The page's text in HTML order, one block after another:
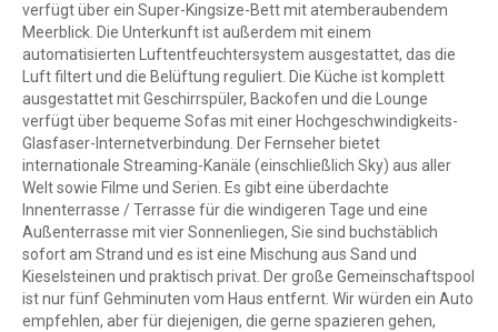
verfügt über ein Super-Kingsize-Bett mit atemberaubendem
Meerblick. Die Unterkunft ist außerdem mit einem
automatisierten Luftentfeuchtersystem ausgestattet, das die
Luft filtert und die Belüftung reguliert. Die Küche ist komplett
ausgestattet mit Geschirrspüler, Backofen und die Lounge
verfügt über bequeme Sofas mit einer Hochgeschwindigkeits-
Glasfaser-Internetverbindung. Der Fernseher bietet
internationale Streaming-Kanäle (einschließlich Sky) aus aller
Welt sowie Filme und Serien. Es gibt eine überdachte
Innenterrasse / Terrasse für die windigeren Tage und eine
Außenterrasse mit vier Sonnenliegen, Sie sind buchstäblich
sofort am Strand und es ist eine Mischung aus Sand und
Kieselsteinen und praktisch privat. Der große Gemeinschaftspool
ist nur fünf Gehminuten vom Haus entfernt. Wir würden ein Auto
empfehlen, aber für diejenigen, die gerne spazieren gehen,